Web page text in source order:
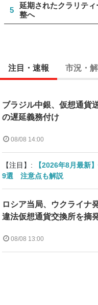
5
延期されたクラリテ
整へ
注目・速報 市況・
ブラジル中銀、仮想通貨
の遅延義務付け
08/08 14:00
【注目】:
【2026年8月最新
9選 注意点も解説
ロシア当局、ウクライナ
違法仮想通貨交換所を
08/08 13:00